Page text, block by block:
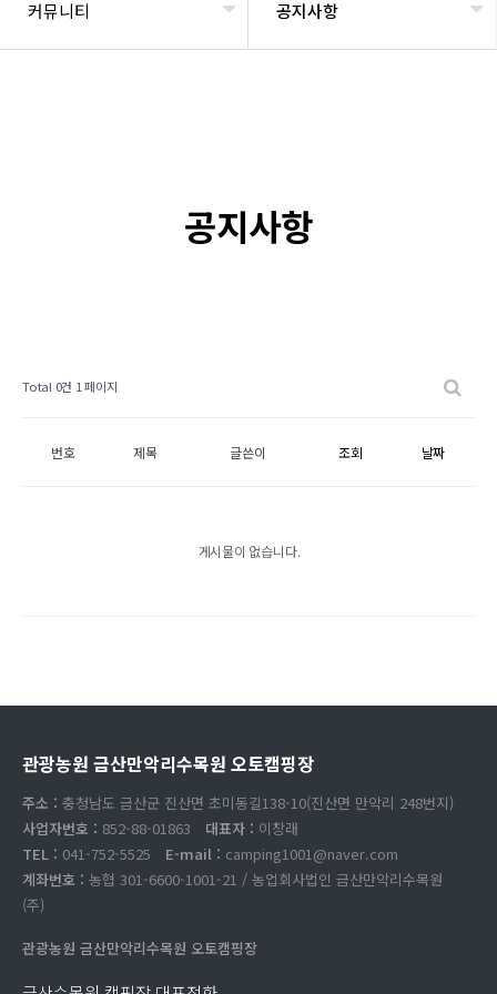
커뮤니티 공지사항
공지사항
Total 0건 1 페이지
번호 제목 글쓴이 조회 날짜
게시물이 없습니다.
관광농원 금산만악리수목원 오토캠핑장
주소 : 충청남도 금산군 진산면 초미동길138-10(진산면 만악리 248번지)
사업자번호 : 852-88-01863 대표자 : 이창래
TEL : 041-752-5525 E-mail : camping1001@naver.com
계좌번호 : 농협 301-6600-1001-21 / 농업회사법인 금산만악리수목원
(주)
관광농원 금산만악리수목원 오토캠핑장